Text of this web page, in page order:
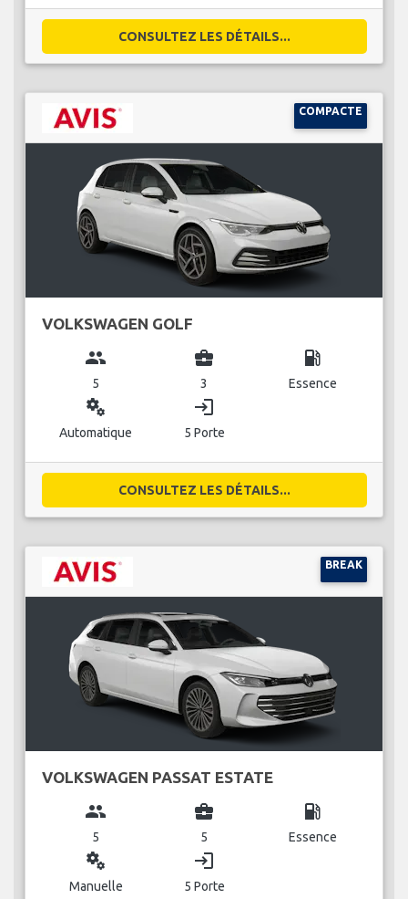
CONSULTEZ LES DÉTAILS...
COMPACTE
VOLKSWAGEN GOLF
group
5
business_center
3
local_gas_station
Essence
miscellaneous_services
Automatique
login
5 Porte
CONSULTEZ LES DÉTAILS...
BREAK
VOLKSWAGEN PASSAT ESTATE
group
5
business_center
5
local_gas_station
Essence
miscellaneous_services
Manuelle
login
5 Porte